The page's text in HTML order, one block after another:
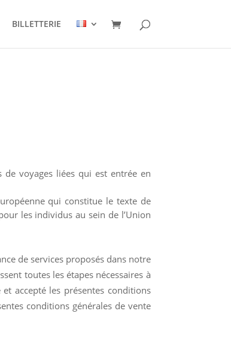
BILLETTERIE
voyages liées qui est entrée en
qui constitue le texte de
les individus au sein de l’Union
de services proposés dans notre
toutes les étapes nécessaires à
accepté les présentes conditions
conditions générales de vente